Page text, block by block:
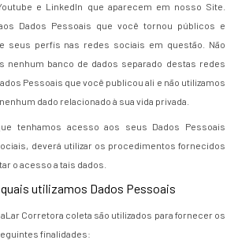
e LinkedIn que aparecem em nosso Site.
Dados Pessoais que você tornou públicos e
seus perfis nas redes sociais em questão. Não
nenhum banco de dados separado destas redes
Pessoais que você publicou ali e não utilizamos
dado relacionado à sua vida privada.
tenhamos acesso aos seus Dados Pessoais
deverá utilizar os procedimentos fornecidos
o acesso a tais dados.
utilizamos Dados Pessoais
Corretora coleta são utilizados para fornecer os
finalidades: